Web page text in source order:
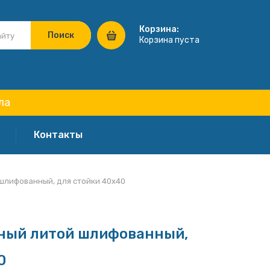
Корзина:
Корзина пуста
Контакты
для стойки 40х40
литой шлифованный,